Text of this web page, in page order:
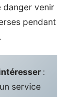
danger venir
pendant
:
service